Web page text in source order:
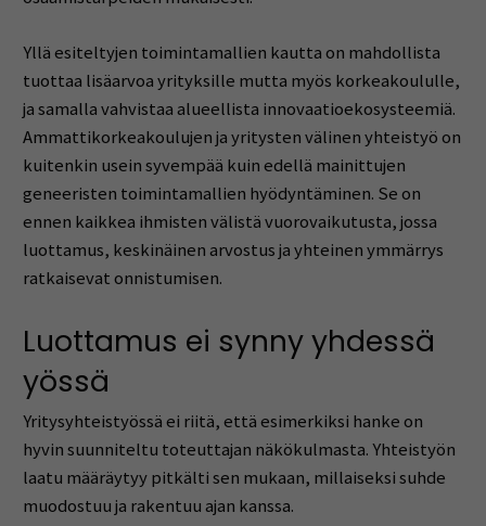
Yllä esiteltyjen toimintamallien kautta on mahdollista
tuottaa lisäarvoa yrityksille mutta myös korkeakoululle,
ja samalla vahvistaa alueellista innovaatioekosysteemiä.
Ammattikorkeakoulujen ja yritysten välinen yhteistyö on
kuitenkin usein syvempää kuin edellä mainittujen
geneeristen toimintamallien hyödyntäminen. Se on
ennen kaikkea ihmisten välistä vuorovaikutusta, jossa
luottamus, keskinäinen arvostus ja yhteinen ymmärrys
ratkaisevat onnistumisen.
Luottamus ei synny yhdessä
yössä
Yritysyhteistyössä ei riitä, että esimerkiksi hanke on
hyvin suunniteltu toteuttajan näkökulmasta. Yhteistyön
laatu määräytyy pitkälti sen mukaan, millaiseksi suhde
muodostuu ja rakentuu ajan kanssa.